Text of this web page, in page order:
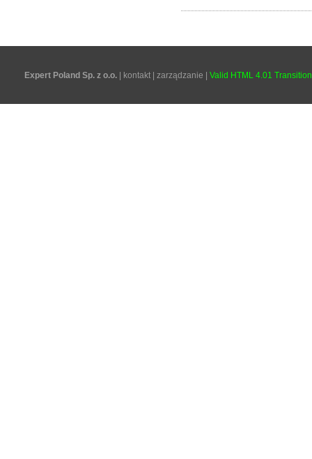
Expert Poland Sp. z o.o. | kontakt | zarządzanie | Valid HTML 4.01